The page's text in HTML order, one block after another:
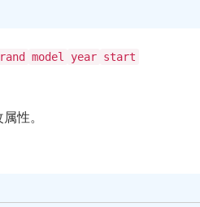
model year start
性。